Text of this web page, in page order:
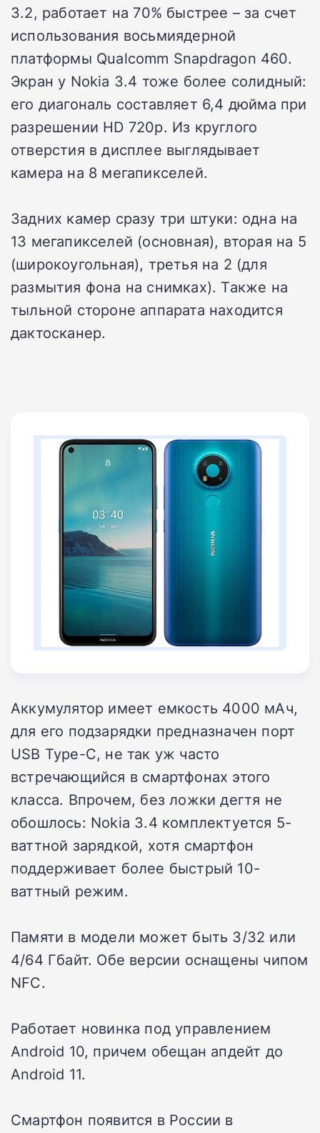
3.2, работает на 70% быстрее – за счет
использования восьмиядерной
платформы Qualcomm Snapdragon 460.
Экран у Nokia 3.4 тоже более солидный:
его диагональ составляет 6,4 дюйма при
разрешении HD 720p. Из круглого
отверстия в дисплее выглядывает
камера на 8 мегапикселей.
Задних камер сразу три штуки: одна на
13 мегапикселей (основная), вторая на 5
(широкоугольная), третья на 2 (для
размытия фона на снимках). Также на
тыльной стороне аппарата находится
дактосканер.
Аккумулятор имеет емкость 4000 мАч,
для его подзарядки предназначен порт
USB Type-C, не так уж часто
встречающийся в смартфонах этого
класса. Впрочем, без ложки дегтя не
обошлось: Nokia 3.4 комплектуется 5-
ваттной зарядкой, хотя смартфон
поддерживает более быстрый 10-
ваттный режим.
Памяти в модели может быть 3/32 или
4/64 Гбайт. Обе версии оснащены чипом
NFC.
Работает новинка под управлением
Android 10, причем обещан апдейт до
Android 11.
Смартфон появится в России в